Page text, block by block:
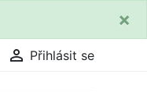
×
 Přihlásit se